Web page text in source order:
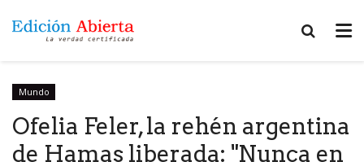
Mundo
Ofelia Feler, la rehén argentina
de Hamas liberada: "Nunca en